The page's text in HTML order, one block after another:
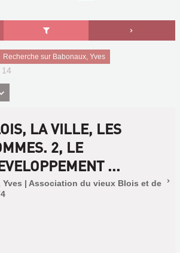
Recherche sur Babonaux, Yves
14
LA VILLE, LES
2, LE
...
Yves | Association du vieux Blois et de